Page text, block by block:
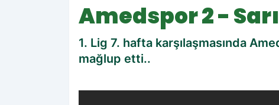
Amedspor 2 -
1. Lig 7. hafta karşılaşmasında
mağlup etti..